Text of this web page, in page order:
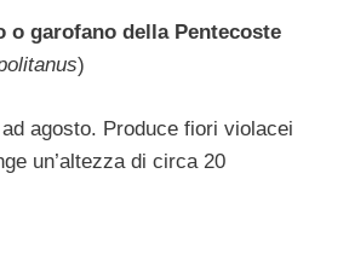
o garofano della Pentecoste
)
agosto. Produce fiori violacei
un’altezza di circa 20